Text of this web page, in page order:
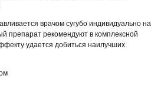
врачом сугубо индивидуально на
препарат рекомендуют в комплексной
удается добиться наилучших